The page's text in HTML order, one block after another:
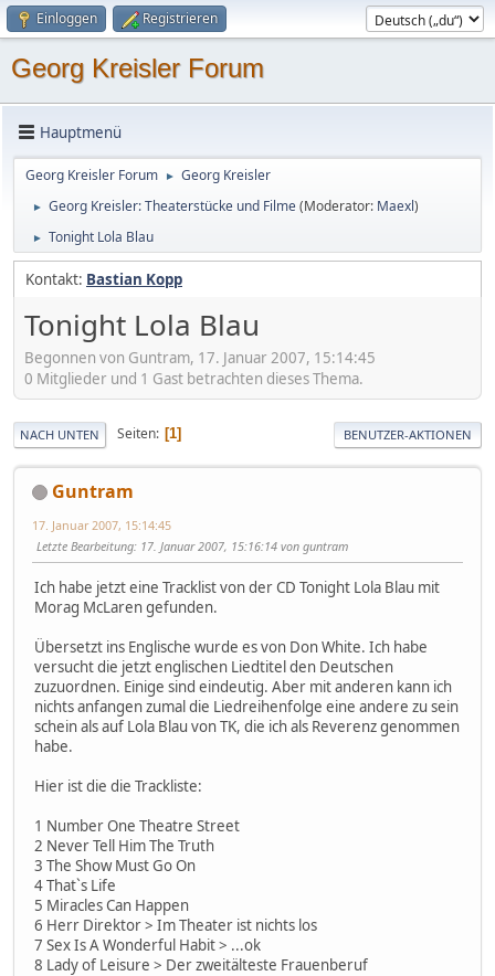
Einloggen Registrieren
Georg Kreisler Forum
Hauptmenü
Georg Kreisler Forum ► Georg Kreisler
► Georg Kreisler: Theaterstücke und Filme(Moderator: Maexl)
► Tonight Lola Blau
Kontakt: Bastian Kopp
Tonight Lola Blau
Begonnen von Guntram, 17. Januar 2007, 15:14:45
0 Mitglieder und 1 Gast betrachten dieses Thema.
NACH UNTEN Seiten 1 BENUTZER-AKTIONEN
Guntram
17. Januar 2007, 15:14:45
Letzte Bearbeitung: 17. Januar 2007, 15:16:14 von guntram
Ich habe jetzt eine Tracklist von der CD Tonight Lola Blau mit
Morag McLaren gefunden.
Übersetzt ins Englische wurde es von Don White. Ich habe
versucht die jetzt englischen Liedtitel den Deutschen
zuzuordnen. Einige sind eindeutig. Aber mit anderen kann ich
nichts anfangen zumal die Liedreihenfolge eine andere zu sein
schein als auf Lola Blau von TK, die ich als Reverenz genommen
habe.
Hier ist die die Trackliste:
1 Number One Theatre Street
2 Never Tell Him The Truth
3 The Show Must Go On
4 That`s Life
5 Miracles Can Happen
6 Herr Direktor > Im Theater ist nichts los
7 Sex Is A Wonderful Habit > ...ok
8 Lady of Leisure > Der zweitälteste Frauenberuf